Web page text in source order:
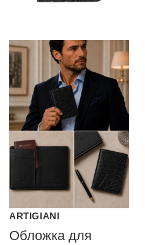
ARTIGIANI
Обложка для